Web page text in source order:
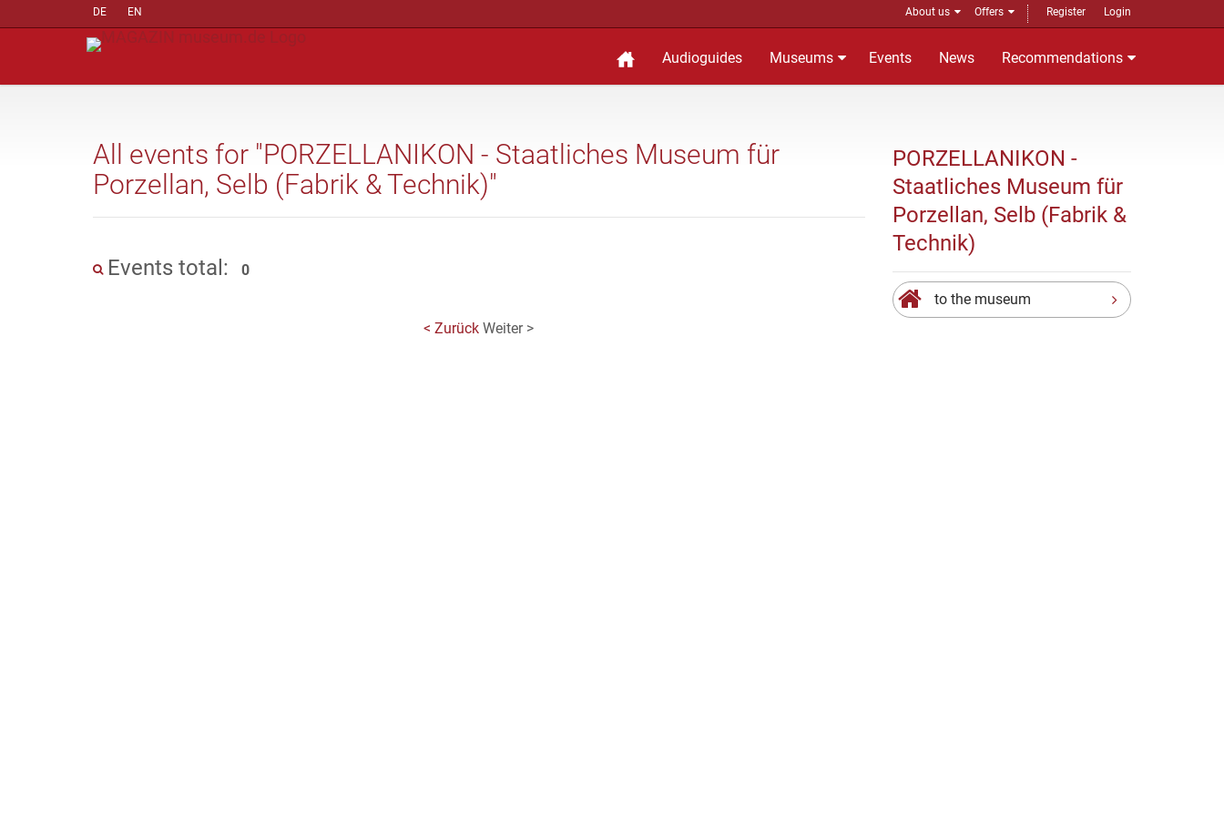
DE EN About us Offers Register Login
Audioguides Museums Events News Recommendations
All events for "PORZELLANIKON - Staatliches Museum für
Porzellan, Selb (Fabrik & Technik)"
Events total: 0
< ZurückWeiter >
PORZELLANIKON -
Staatliches Museum für
Porzellan, Selb (Fabrik &
Technik)
to the museum